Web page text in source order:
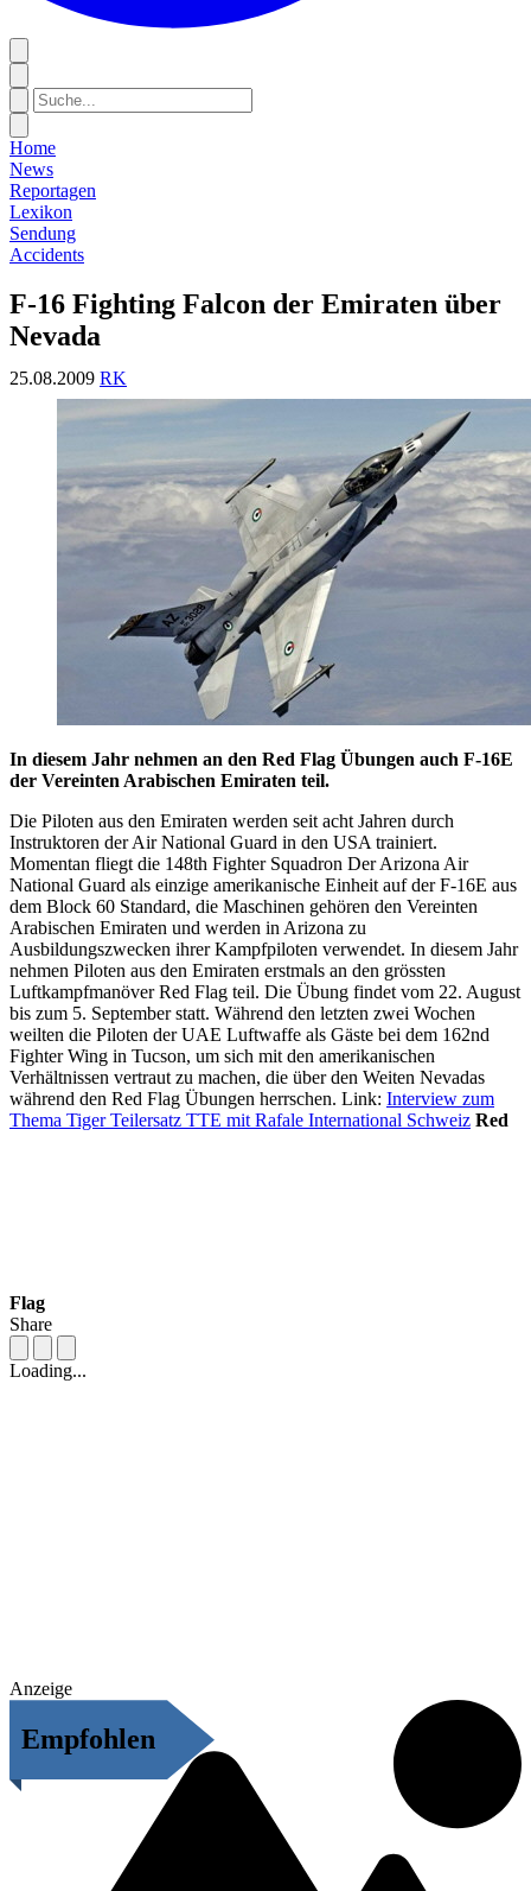
Home
News
Reportagen
Lexikon
Sendung
Accidents
F-16 Fighting Falcon der Emiraten über
Nevada
25.08.2009 RK
In diesem Jahr nehmen an den Red Flag Übungen auch F-16E
der Vereinten Arabischen Emiraten teil.
Die Piloten aus den Emiraten werden seit acht Jahren durch
Instruktoren der Air National Guard in den USA trainiert.
Momentan fliegt die 148th Fighter Squadron Der Arizona Air
National Guard als einzige amerikanische Einheit auf der F-16E aus
dem Block 60 Standard, die Maschinen gehören den Vereinten
Arabischen Emiraten und werden in Arizona zu
Ausbildungszwecken ihrer Kampfpiloten verwendet. In diesem Jahr
nehmen Piloten aus den Emiraten erstmals an den grössten
Luftkampfmanöver Red Flag teil. Die Übung findet vom 22. August
bis zum 5. September statt. Während den letzten zwei Wochen
weilten die Piloten der UAE Luftwaffe als Gäste bei dem 162nd
Fighter Wing in Tucson, um sich mit den amerikanischen
Verhältnissen vertraut zu machen, die über den Weiten Nevadas
während den Red Flag Übungen herrschen. Link: Interview zum
Thema Tiger Teilersatz TTE mit Rafale International Schweiz Red
Flag
Share
Loading...
Anzeige
Empfohlen